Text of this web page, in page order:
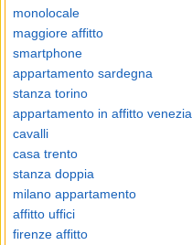
monolocale
maggiore affitto
smartphone
appartamento sardegna
stanza torino
appartamento in affitto venezia
cavalli
casa trento
stanza doppia
milano appartamento
affitto uffici
firenze affitto